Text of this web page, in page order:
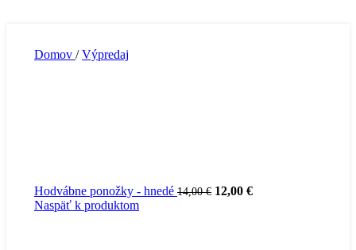
Domov / Výpredaj
Hodvábne ponožky - hnedé 14,00€ Pôvodná
12,00 €Aktuálna
Naspäť k produktom